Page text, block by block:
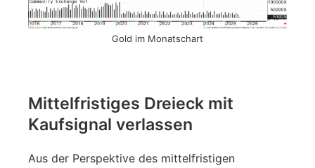
Gold im Monatschart
Mittelfristiges Dreieck mit
Kaufsignal verlassen
Aus der Perspektive des mittelfristigen